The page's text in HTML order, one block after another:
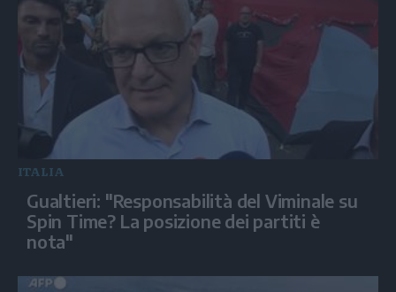
ITALIA
Gualtieri: "Responsabilità del Viminale su
Spin Time? La posizione dei partiti è
nota"